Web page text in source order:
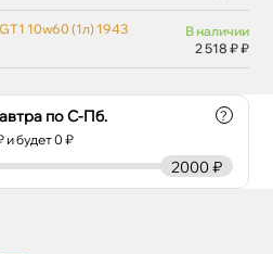
по С-Пб.
и будет 0 ₽
?
2000 ₽
10w60 (1л) 1943
наличии
2 518 ₽ ₽